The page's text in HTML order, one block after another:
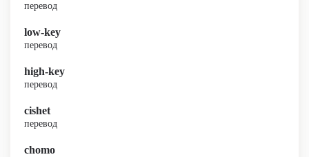
перевод
low-key
перевод
high-key
перевод
cishet
перевод
chomo